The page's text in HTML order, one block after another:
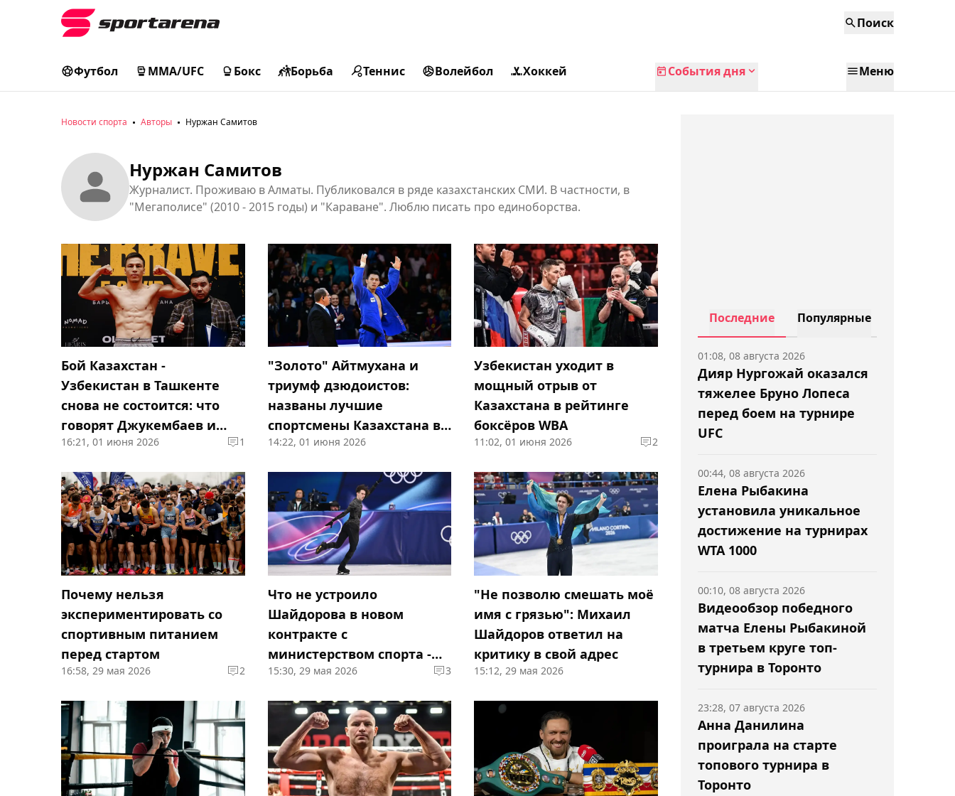
Поиск
Футбол MMA/UFC Бокс Борьба Теннис Волейбол Хоккей События дня Меню
Новости спорта Авторы Нуржан Самитов
Нуржан Самитов
Журналист. Проживаю в Алматы. Публиковался в ряде казахстанских СМИ. В частности, в
"Мегаполисе" (2010 - 2015 годы) и "Караване". Люблю писать про единоборства.
Бой Казахстан -
Узбекистан в Ташкенте
снова не состоится: что
говорят Джукембаев и
Эргашев
16:21, 01 июня 2026 1
"Золото" Айтмухана и
триумф дзюдоистов:
названы лучшие
спортсмены Казахстана в
мае
14:22, 01 июня 2026
Узбекистан уходит в
мощный отрыв от
Казахстана в рейтинге
боксёров WBA
11:02, 01 июня 2026 2
Почему нельзя
экспериментировать со
спортивным питанием
перед стартом
16:58, 29 мая 2026 2
Что не устроило
Шайдорова в новом
контракте с
министерством спорта -
ответ чемпиона
15:30, 29 мая 2026 3
"Не позволю смешать моё
имя с грязью": Михаил
Шайдоров ответил на
критику в свой адрес
15:12, 29 мая 2026
Последние Популярные
Дияр Нургожай оказался
тяжелее Бруно Лопеса
перед боем на турнире
UFC
01:08, 08 августа 2026
Елена Рыбакина
установила уникальное
достижение на турнирах
WTA 1000
00:44, 08 августа 2026
Видеообзор победного
матча Елены Рыбакиной
в третьем круге топ-
турнира в Торонто
00:10, 08 августа 2026
Анна Данилина
проиграла на старте
топового турнира в
Торонто
23:28, 07 августа 2026